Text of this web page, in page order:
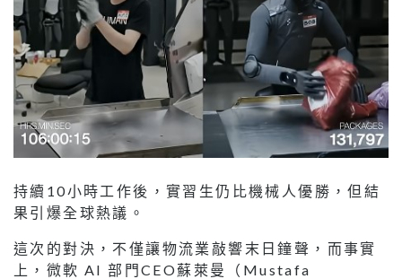
持續10小時工作後，實習生仍比機械人優勝，但結
果引爆全球熱議。
這次的對決，不僅讓物流業敲響末日鐘聲，而事實
上，微軟 AI 部門CEO蘇萊曼（Mustafa